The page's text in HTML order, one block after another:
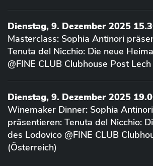
Dienstag, 9. Dezember 2025
Masterclass: Sophia Antinori
Tenuta del Nicchio: Die neue
@FINE CLUB Clubhouse Post
Dienstag, 9. Dezember 2025
Winemaker Dinner: Sophia Antinori
präsentieren: Tenuta del Nicchio:
des Lodovico @FINE CLUB
(Österreich)